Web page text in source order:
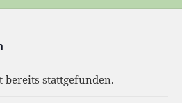
bereits stattgefunden.